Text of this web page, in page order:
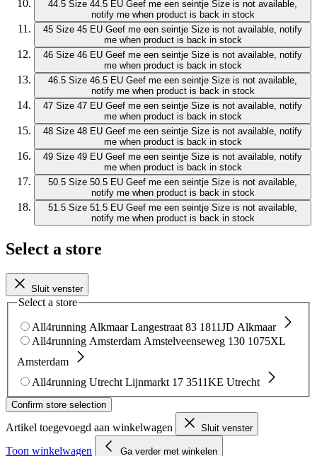
44.5 Size 44.5 EU Geef me een seintje Size is not available,
notify me when product is back in stock
45 Size 45 EU Geef me een seintje Size is not available, notify
me when product is back in stock
46 Size 46 EU Geef me een seintje Size is not available, notify
me when product is back in stock
46.5 Size 46.5 EU Geef me een seintje Size is not available,
notify me when product is back in stock
47 Size 47 EU Geef me een seintje Size is not available, notify
me when product is back in stock
48 Size 48 EU Geef me een seintje Size is not available, notify
me when product is back in stock
49 Size 49 EU Geef me een seintje Size is not available, notify
me when product is back in stock
50.5 Size 50.5 EU Geef me een seintje Size is not available,
notify me when product is back in stock
51.5 Size 51.5 EU Geef me een seintje Size is not available,
notify me when product is back in stock
Select a store
Sluit venster
Select a store
All4running Alkmaar Langestraat 83 1811JD Alkmaar
All4running Amsterdam Amstelveenseweg 130 1075XL
Amsterdam
All4running Utrecht Lijnmarkt 17 3511KE Utrecht
Confirm store selection
Artikel toegevoegd aan winkelwagen Sluit venster
Toon winkelwagen Ga verder met winkelen